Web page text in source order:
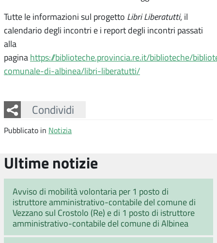
Tutte le informazioni sul progetto Libri Liberatutti, il
calendario degli incontri e i report degli incontri passati
alla
pagina https://biblioteche.provincia.re.it/biblioteche/
comunale-di-albinea/libri-liberatutti/
Condividi
Facebook
Twitter
Whatsapp
Pubblicato in Notizia
Ultime notizie
Avviso di mobilità volontaria per 1 posto di
istruttore amministrativo-contabile del comune di
Vezzano sul Crostolo (Re) e di 1 posto di istruttore
amministrativo-contabile del comune di Albinea